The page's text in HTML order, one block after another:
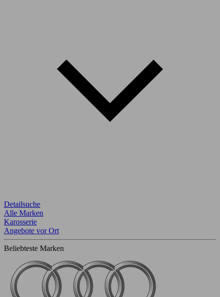
Detailsuche
Alle Marken
Karosserie
Angebote vor Ort
Beliebteste Marken